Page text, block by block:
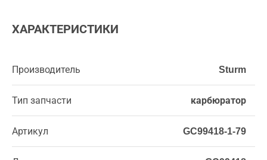
ХАРАКТЕРИСТИКИ
Производитель Sturm
Тип запчасти карбюратор
Артикул GC99418-1-79